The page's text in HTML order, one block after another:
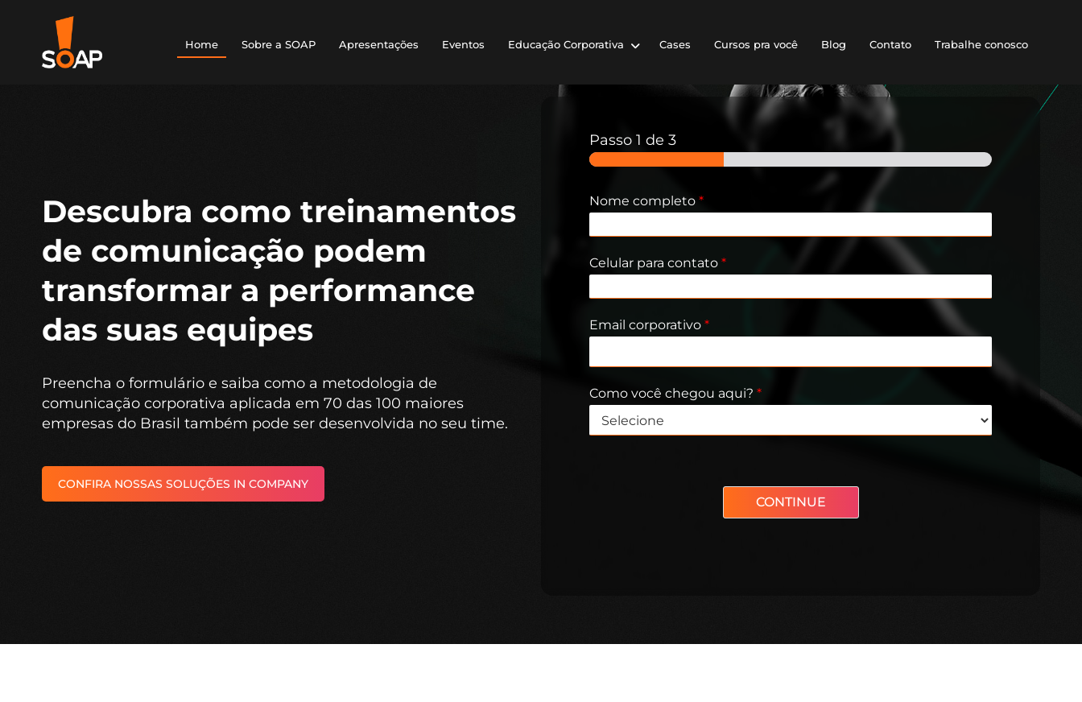
Home Sobre a SOAP Apresentações Eventos Educação Corporativa Cases Cursos pra você Blog Contato Trabalhe conosco
Descubra como treinamentos
de comunicação podem
transformar a performance
das suas equipes
Preencha o formulário e saiba como a metodologia de
comunicação corporativa aplicada em 70 das 100 maiores
empresas do Brasil também pode ser desenvolvida no seu time.
CONFIRA NOSSAS SOLUÇÕES IN COMPANY
Passo 1 de 3
Nome completo *
Celular para contato​ *
Email corporativo​ *
Como você chegou aqui? *
CONTINUE